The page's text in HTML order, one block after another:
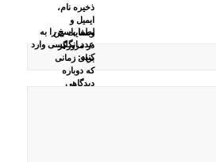
ذخیره نام،
ایمیل و
وبسایت من
در مرورگر
برای زمانی
که دوباره
دیدگاهی
لطفا پاسخ را به
عدد انگلیسی وارد
کنید: